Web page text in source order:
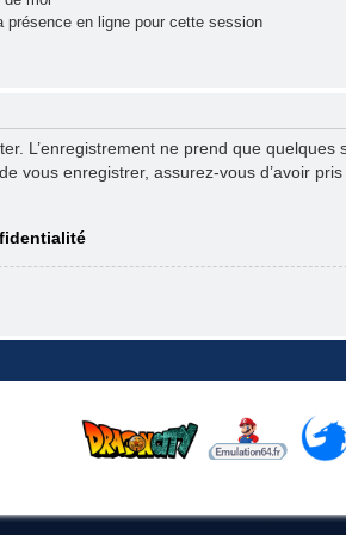
présence en ligne pour cette session
L’enregistrement ne prend que
vous enregistrer, assurez-vous d’avoir